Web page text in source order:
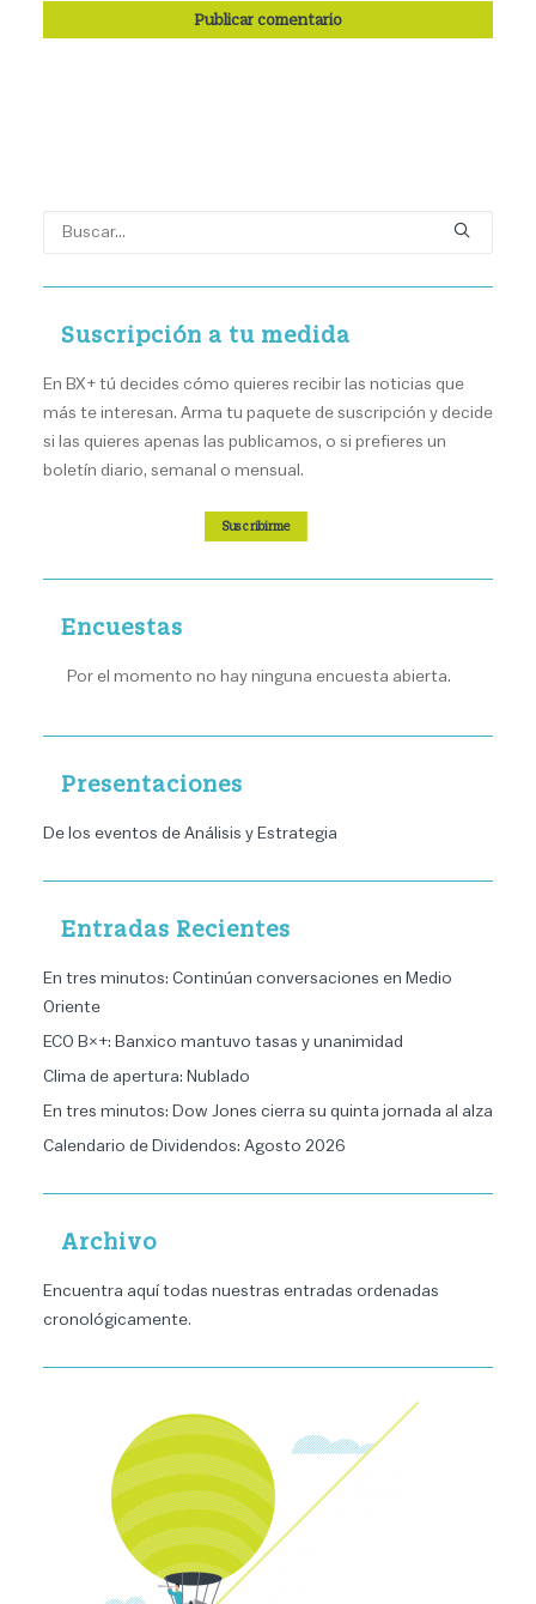
Suscripción a tu medida
En BX+ tú decides cómo quieres recibir las noticias que
más te interesan. Arma tu paquete de suscripción y decide
si las quieres apenas las publicamos, o si prefieres un
boletín diario, semanal o mensual.
Suscribirme
Encuestas
Por el momento no hay ninguna encuesta abierta.
Presentaciones
De los eventos de Análisis y Estrategia
Entradas Recientes
En tres minutos: Continúan conversaciones en Medio
Oriente
ECO B×+: Banxico mantuvo tasas y unanimidad
Clima de apertura: Nublado
En tres minutos: Dow Jones cierra su quinta jornada al alza
Calendario de Dividendos: Agosto 2026
Archivo
Encuentra aquí todas nuestras entradas ordenadas
cronológicamente.